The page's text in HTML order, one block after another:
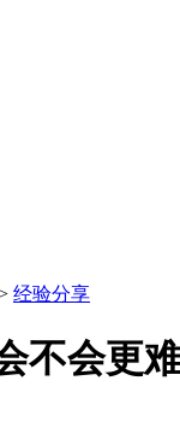
经验分享
不会更